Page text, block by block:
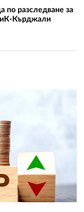
по разследване за
Кърджали